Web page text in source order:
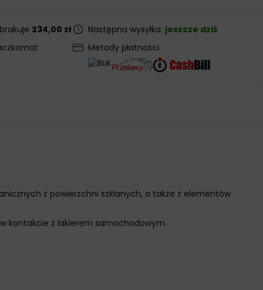
234,00 zł
Następna wysyłka: jeszcze dziś
Metody płatności
z powierzchni szklanych, a także z elementów
kontakcie z lakierem samochodowym.